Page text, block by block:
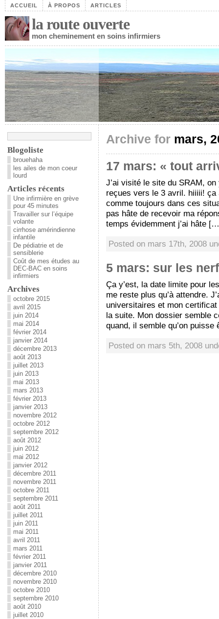
ACCUEIL À PROPOS ARTICLES
la route ouverte
mon cheminement en soins infirmiers
Archive for mars,
17 mars: « tout
J’ai visité le site du SRAM,
reçues vers le 3 avril. hiiiii!
comme toujours dans ces
pas hâte de recevoir ma
temps évidemment j’ai hâte
Posted on mars 17th, 2008
5 mars: sur les
Ça y’est, la date limite pour
me reste plus qu’à attendre.
universitaires et mon certificat
la suite. Mon dossier semble
quand, il semble qu’on
Posted on mars 5th, 2008
Blogoliste
brouehaha
les ailes de mon coeur
lourd
Articles récents
Une infirmière en grève
pour 45 minutes
Travailler sur l’équipe
volante
cirrhose amérindienne
infantile
De pédiatrie et de
sensiblerie
Coût de mes études au
DEC-BAC en soins
infirmiers
Archives
octobre 2015
avril 2015
juin 2014
mai 2014
février 2014
janvier 2014
décembre 2013
août 2013
juillet 2013
juin 2013
mai 2013
mars 2013
février 2013
janvier 2013
novembre 2012
octobre 2012
septembre 2012
août 2012
juin 2012
mai 2012
janvier 2012
décembre 2011
novembre 2011
octobre 2011
septembre 2011
août 2011
juillet 2011
juin 2011
mai 2011
avril 2011
mars 2011
février 2011
janvier 2011
décembre 2010
novembre 2010
octobre 2010
septembre 2010
août 2010
juillet 2010